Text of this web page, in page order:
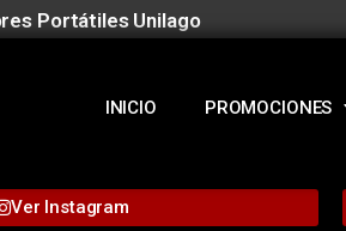
Portátiles Unilago
INICIO PROMOCIONES
Ver Instagram